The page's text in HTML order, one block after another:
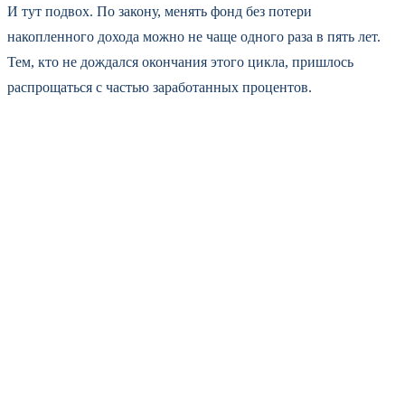
И тут подвох. По закону, менять фонд без потери
накопленного дохода можно не чаще одного раза в пять лет.
Тем, кто не дождался окончания этого цикла, пришлось
распрощаться с частью заработанных процентов.